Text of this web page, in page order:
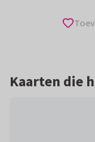
Kaarten die